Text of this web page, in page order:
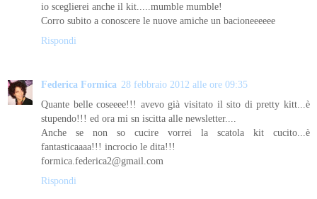
io sceglierei anche il kit.....mumble mumble!
Corro subito a conoscere le nuove amiche un bacioneeeeee
Rispondi
Federica Formica 28 febbraio 2012 alle ore 09:35
Quante belle coseeee!!! avevo già visitato il sito di pretty kitt...è
stupendo!!! ed ora mi sn iscitta alle newsletter....
Anche se non so cucire vorrei la scatola kit cucito...è
fantasticaaaa!!! incrocio le dita!!!
formica.federica2@gmail.com
Rispondi